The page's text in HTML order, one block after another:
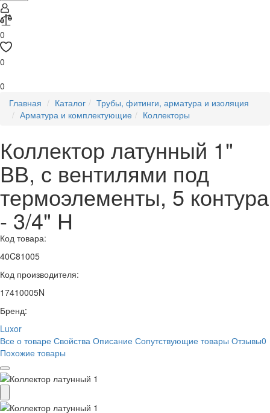
0
0
0
Главная
Каталог
Трубы, фитинги, арматура и изоляция
Арматура и комплектующие
Коллекторы
Коллектор латунный 1"
ВВ, с вентилями под
термоэлементы, 5 контура
- 3/4" Н
Код товара:
40C81005
Код производителя:
17410005N
Бренд:
Luxor
Все о товаре Свойства Описание Сопутствующие товары Отзывы0
Похожие товары